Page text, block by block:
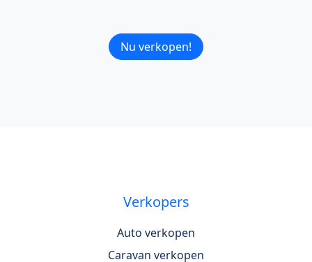
Nu verkopen!
Verkopers
Auto verkopen
Caravan verkopen